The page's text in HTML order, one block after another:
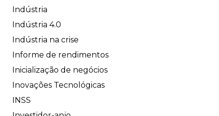
Indústria
Indústria 4.0
Indústria na crise
Informe de rendimentos
Inicialização de negócios
Inovações Tecnológicas
INSS